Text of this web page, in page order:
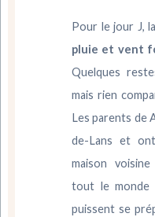
Pour le jour J,
pluie et vent
Quelques
mais rien
Les parents de
de-Lans et
maison
tout le monde
puissent se